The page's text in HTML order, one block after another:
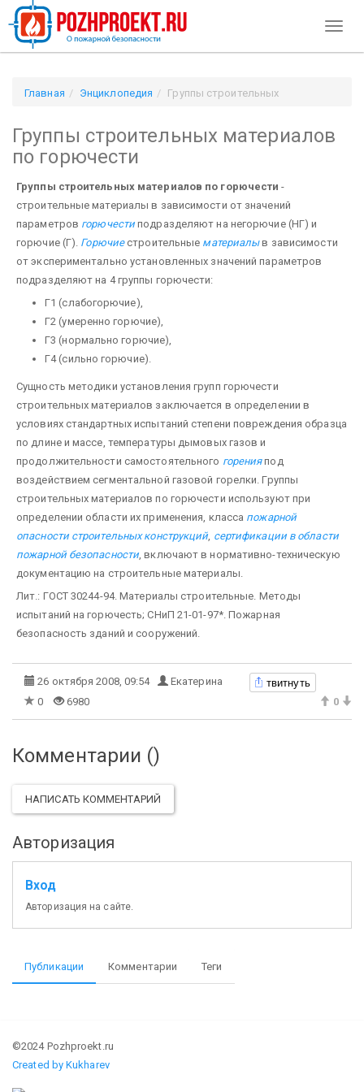
Главная Энциклопедия
Группы строительных
Группы строительных материалов
по горючести
Группы строительных материалов по горючести -
строительные материалы в зависимости от значений
параметров горючестиподразделяют на негорючие (НГ) и
горючие (Г). Горючиестроительные материалыв зависимости
от экспериментально установленных значений параметров
подразделяют на 4 группы горючести:
Г1 (слабогорючие),
Г2 (умеренно горючие),
Г3 (нормально горючие),
Г4 (сильно горючие).
Сущность методики установления групп горючести
строительных материалов заключается в определении в
условиях стандартных испытаний степени повреждения образца
по длине и массе, температуры дымовых газов и
продолжительности самостоятельного горенияпод
воздействием сегментальной газовой горелки. Группы
строительных материалов по горючести используют при
определении области их применения, класса пожарной
опасности строительных конструкций, сертификации в области
пожарной безопасности, включают в нормативно-техническую
документацию на строительные материалы.
Лит.: ГОСТ 30244-94. Материалы строительные. Методы
испытаний на горючесть; СНиП 21-01-97*. Пожарная
безопасность зданий и сооружений.
26 октября 2008, 09:54 Екатерина твитнуть
0 6980 0
Комментарии ()
НАПИСАТЬ КОММЕНТАРИЙ
Авторизация
Вход
Авторизация на сайте.
Публикации Комментарии Теги
©2024 Pozhproekt.ru
Created by Kukharev